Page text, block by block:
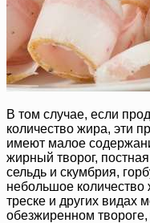
В том случае, если
количество жира, эти
имеют малое
жирный творог,
сельдь и скумбрия,
небольшое количество
треске и других видах
обезжиренном